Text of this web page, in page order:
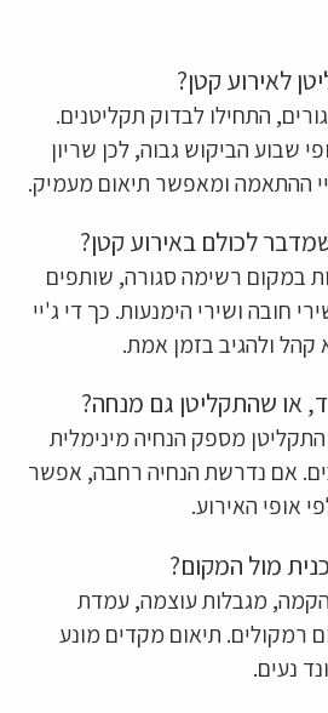
לאירוע קטן?
התחילו לבדוק תקליטנים.
שבוע הביקוש גבוה, לכן שריון
ההתאמה ומאפשר תיאום מעמיק.
לכולם באירוע קטן?
במקום רשימה סגורה, שותפים
חובה ושירי הימנעות. כך די ג'יי
קהל ולהגיב בזמן אמת.
או שהתקליטן גם מנחה?
מספק הנחיה מינימלית
אם נדרשת הנחיה רחבה, אפשר
אופי האירוע.
מול המקום?
מגבלות עוצמה, עמדת
רמקולים. תיאום מקדים מונע
נעים.